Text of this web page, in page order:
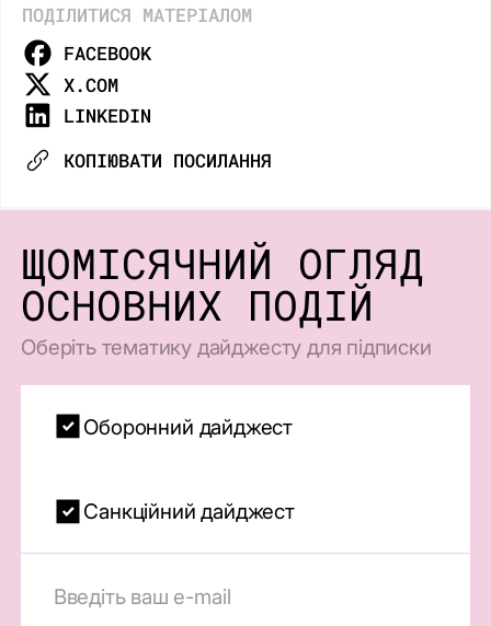
ПОДІЛИТИСЯ МАТЕРІАЛОМ
FACEBOOK
X.COM
LINKEDIN
КОПІЮВАТИ ПОСИЛАННЯ
ЩОМІСЯЧНИЙ ОГЛЯД
ОСНОВНИХ ПОДІЙ
Оберіть тематику дайджесту для підписки
Оборонний дайджест
Санкційний дайджест